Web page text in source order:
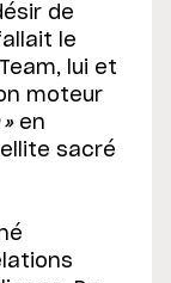
de
le
lui et
moteur
»en
sacré